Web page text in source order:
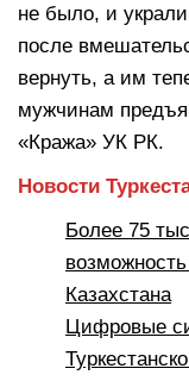
не было, и
после
вернуть, а им
мужчинам
«Кража» УК РК.
Новости
Более 75
Казахстана
Цифровые